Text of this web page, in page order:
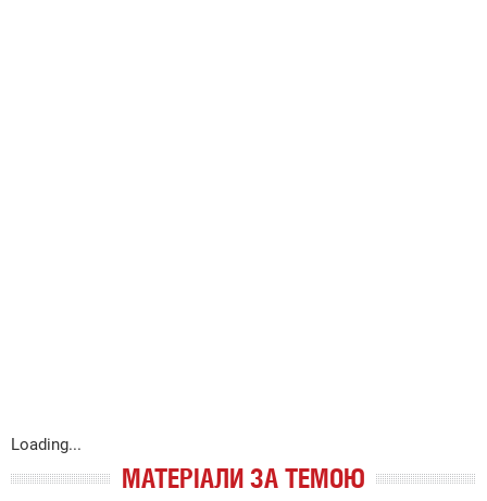
Loading...
МАТЕРІАЛИ ЗА ТЕМОЮ